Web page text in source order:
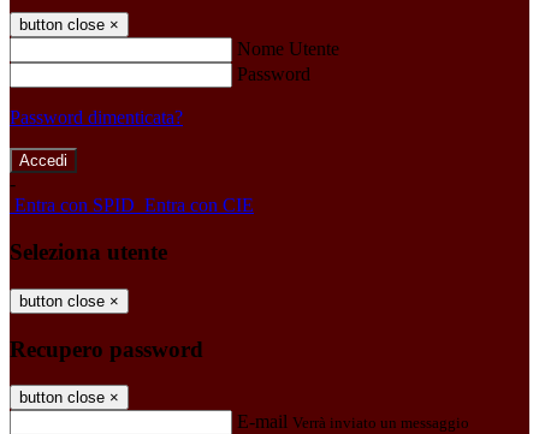
button close ×
Nome Utente
Password
Password dimenticata?
-
Entra con SPID Entra con CIE
Seleziona utente
button close ×
Recupero password
button close ×
E-mail Verrà inviato un messaggio